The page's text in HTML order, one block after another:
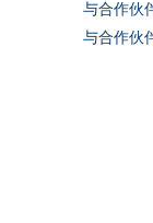
与合作伙
与合作伙